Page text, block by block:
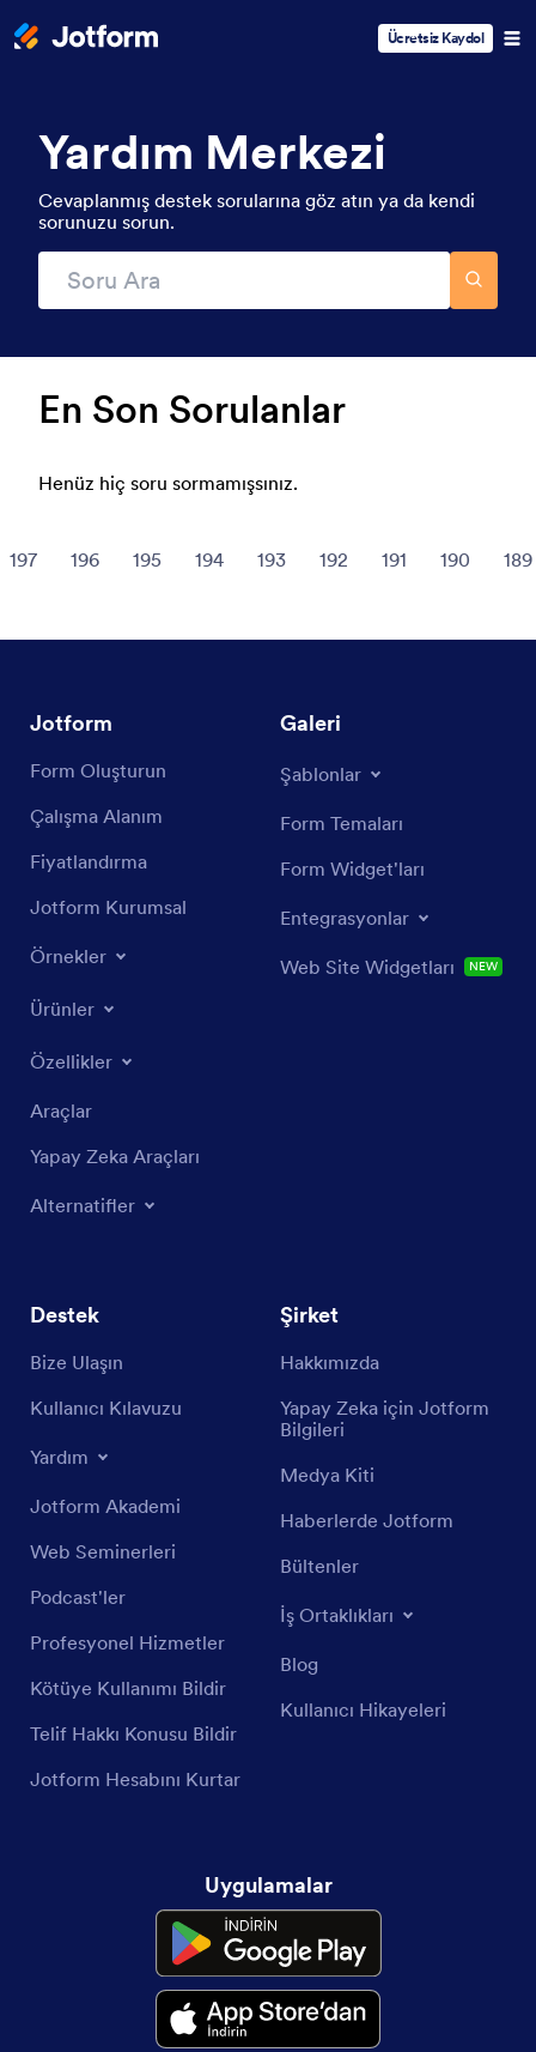
Ücretsiz Kaydol
Yardım Merkezi
Cevaplanmış destek sorularına göz atın ya da kendi
sorunuzu sorun.
En Son Sorulanlar
Henüz hiç soru sormamışsınız.
197 196 195 194 193 192 191 190 189
Jotform
Form Oluşturun
Çalışma Alanım
Fiyatlandırma
Jotform Kurumsal
Örnekler
Ürünler
Özellikler
Araçlar
Yapay Zeka Araçları
Alternatifler
Galeri
Şablonlar
Form Temaları
Form Widget'ları
Entegrasyonlar
Web Site Widgetları NEW
Destek
Bize Ulaşın
Kullanıcı Kılavuzu
Yardım
Jotform Akademi
Web Seminerleri
Podcast'ler
Profesyonel Hizmetler
Kötüye Kullanımı Bildir
Telif Hakkı Konusu Bildir
Jotform Hesabını Kurtar
Şirket
Hakkımızda
Yapay Zeka için Jotform
Bilgileri
Medya Kiti
Haberlerde Jotform
Bültenler
İş Ortaklıkları
Blog
Kullanıcı Hikayeleri
Uygulamalar